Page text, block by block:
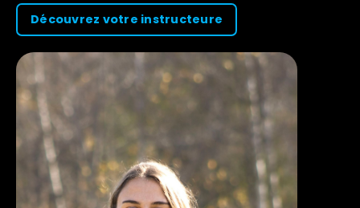
Découvrez votre instructeure